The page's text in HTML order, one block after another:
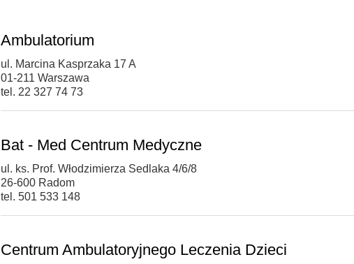
Ambulatorium
ul. Marcina Kasprzaka 17 A
01-211 Warszawa
tel. 22 327 74 73
Bat - Med Centrum Medyczne
ul. ks. Prof. Włodzimierza Sedlaka 4/6/8
26-600 Radom
tel. 501 533 148
Centrum Ambulatoryjnego Leczenia Dzieci